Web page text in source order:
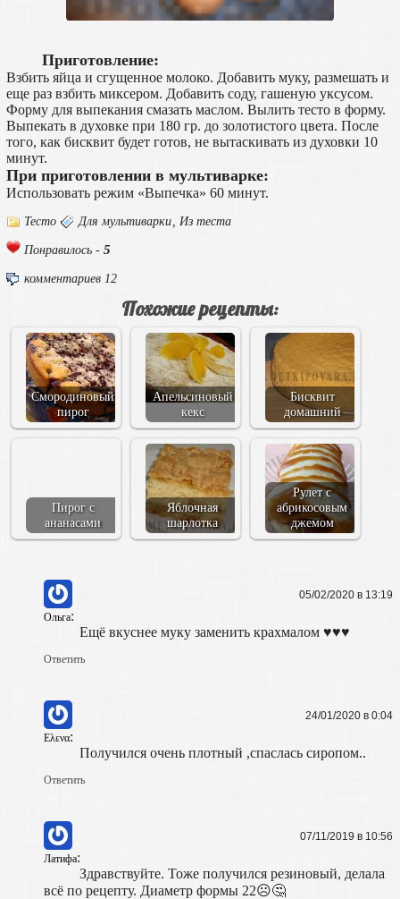
Приготовление:
Взбить яйца и сгущенное молоко. Добавить муку, размешать и
еще раз взбить миксером. Добавить соду, гашеную уксусом.
Форму для выпекания смазать маслом. Вылить тесто в форму.
Выпекать в духовке при 180 гр. до золотистого цвета. После
того, как бисквит будет готов, не вытаскивать из духовки 10
минут.
При приготовлении в мультиварке:
Использовать режим «Выпечка» 60 минут.
Тесто Для мультиварки Из теста
Понравилось -5
комментариев 12
Похожие рецепты:
Смородиновый
пирог
Апельсиновый
кекс
Бисквит
домашний
Пирог с
ананасами
Яблочная
шарлотка
Рулет с
абрикосовым
джемом
Ольга:
05/02/2020 в 13:19
Ещё вкуснее муку заменить крахмалом ♥️♥️♥️
Ответить
Ελενα:
24/01/2020 в 0:04
Получился очень плотный ,спаслась сиропом..
Ответить
Латифа:
07/11/2019 в 10:56
Здравствуйте. Тоже получился резиновый, делала
всё по рецепту. Диаметр формы 22☹🤔